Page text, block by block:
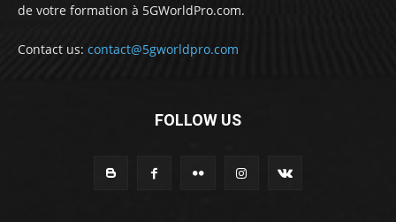
de votre formation à 5GWorldPro.com.
Contact us: contact@5gworldpro.com
FOLLOW US